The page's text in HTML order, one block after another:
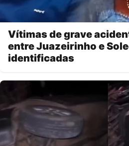
Vítimas de grave
entre Juazeirinho e
identificadas